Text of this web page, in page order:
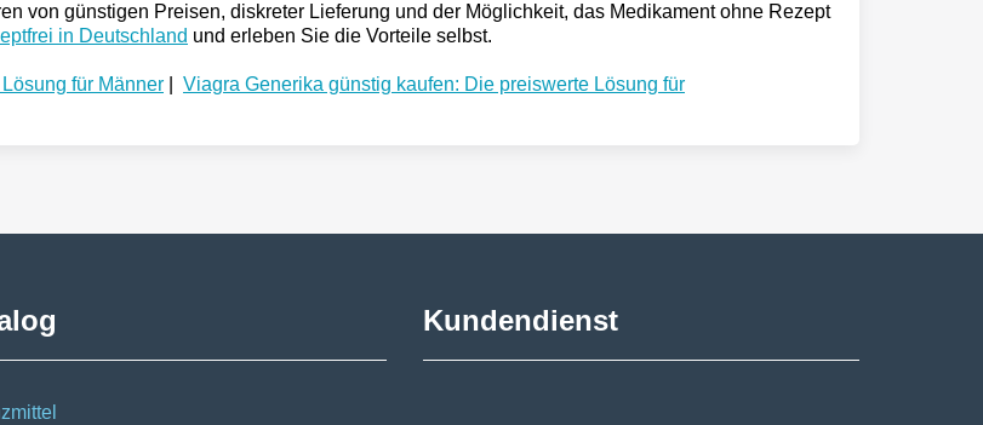
von günstigen Preisen, diskreter Lieferung und der Möglichkeit, das Medikament ohne Rezept
in Deutschland und erleben Sie die Vorteile selbst.
für Männer
Viagra Generika günstig kaufen: Die preiswerte Lösung für
Kundendienst